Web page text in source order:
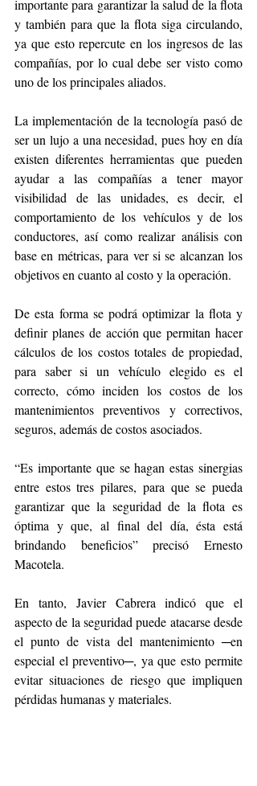
importante para garantizar la salud de la flota
y también para que la flota siga circulando,
ya que esto repercute en los ingresos de las
compañías, por lo cual debe ser visto como
uno de los principales aliados.
La implementación de la tecnología pasó de
ser un lujo a una necesidad, pues hoy en día
existen diferentes herramientas que pueden
ayudar a las compañías a tener mayor
visibilidad de las unidades, es decir, el
comportamiento de los vehículos y de los
conductores, así como realizar análisis con
base en métricas, para ver si se alcanzan los
objetivos en cuanto al costo y la operación.
De esta forma se podrá optimizar la flota y
definir planes de acción que permitan hacer
cálculos de los costos totales de propiedad,
para saber si un vehículo elegido es el
correcto, cómo inciden los costos de los
mantenimientos preventivos y correctivos,
seguros, además de costos asociados.
“Es importante que se hagan estas sinergias
entre estos tres pilares, para que se pueda
garantizar que la seguridad de la flota es
óptima y que, al final del día, ésta está
brindando beneficios” precisó Ernesto
Macotela.
En tanto, Javier Cabrera indicó que el
aspecto de la seguridad puede atacarse desde
el punto de vista del mantenimiento ─en
especial el preventivo─, ya que esto permite
evitar situaciones de riesgo que impliquen
pérdidas humanas y materiales.